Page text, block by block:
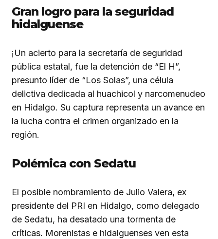
Gran logro para la seguridad
hidalguense
¡Un acierto para la secretaría de seguridad
pública estatal, fue la detención de “El H”,
presunto líder de “Los Solas”, una célula
delictiva dedicada al huachicol y narcomenudeo
en Hidalgo. Su captura representa un avance en
la lucha contra el crimen organizado en la
región.
Polémica con Sedatu
El posible nombramiento de Julio Valera, ex
presidente del PRI en Hidalgo, como delegado
de Sedatu, ha desatado una tormenta de
críticas. Morenistas e hidalguenses ven esta